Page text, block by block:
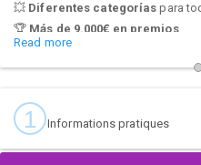
💥 Diferentes categorías para
🏆 Más de 9.000€ en premios
⭐Premios especiales
cultura urbana, donde cada
estilo y emoción.
Read more
1 Informations pratiques